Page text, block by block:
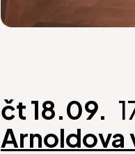
čt 18.09.
Arnoldova